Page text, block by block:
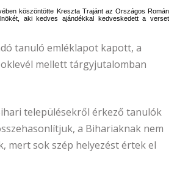
köszöntötte Kreszta Trajánt az Országos Román
aki kedves ajándékkal kedveskedett a verset
tanuló emléklapot kapott, a
mellett tárgyjutalomban
településekről érkező tanulók
a Bihariaknak nem
mert sok szép helyezést értek el